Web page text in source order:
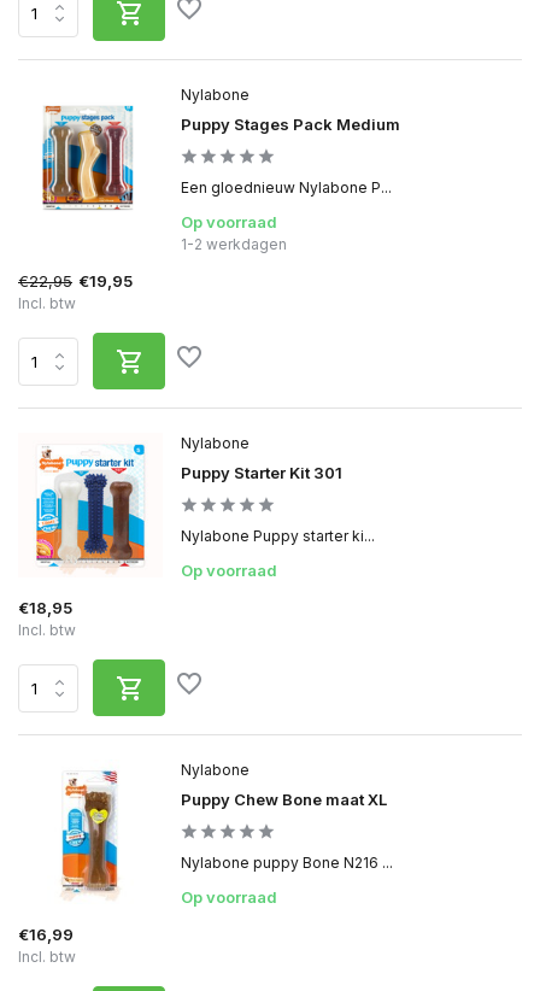
Nylabone
Puppy Chew Bone maat XL
Nylabone puppy Bone N216 ...
Op voorraad
€16,99
Incl. btw
Nylabone
Puppy Starter Kit 301
Nylabone Puppy starter ki...
Op voorraad
€18,95
Incl. btw
Nylabone
Puppy Stages Pack Medium
Een gloednieuw Nylabone P...
Op voorraad
1-2 werkdagen
€22,95 €19,95
Incl. btw